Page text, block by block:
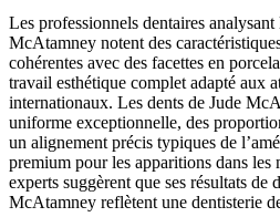
Les professionnels dentaires
McAtamney notent des
cohérentes avec des facettes en
travail esthétique complet adapté aux
internationaux. Les dents de Jude
uniforme exceptionnelle, des
un alignement précis typiques de
premium pour les apparitions dans les
experts suggèrent que ses résultats de
McAtamney reflètent une dentisterie